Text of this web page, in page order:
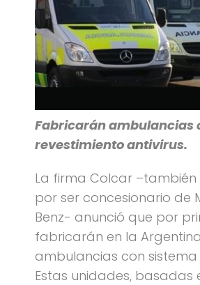
Fabricarán ambulancias
revestimiento antivirus.
La firma Colcar
por ser concesionario de
Benz- anunció que por
fabricarán en la Argentina
ambulancias con sistema
Estas unidades, basadas